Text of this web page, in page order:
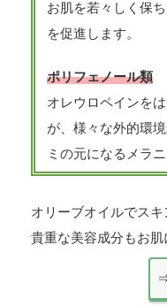
お肌を若々しく保
を促進します。
ポリフェノール類
オレウロペインを
が、様々な外的環
ミの元になるメラ
オリーブオイルでス
貴重な美容成分もお肌